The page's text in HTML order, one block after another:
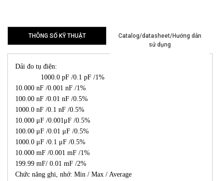
THÔNG SỐ KỸ THUẬT
Catalog/datasheet/Hướng dẫn
sử dụng
Dải đo tụ điện:
1000.0 pF /0.1 pF /1%
10.000 nF /0.001 nF /1%
100.00 nF /0.01 nF /0.5%
1000.0 nF /0.1 nF /0.5%
10.000 μF /0.001μF /0.5%
100.00 μF /0.01 μF /0.5%
1000.0 μF /0.1 μF /0.5%
10.000 mF /0.001 mF /1%
199.99 mF/ 0.01 mF /2%
Chức năng ghi, nhớ: Min / Max / Average